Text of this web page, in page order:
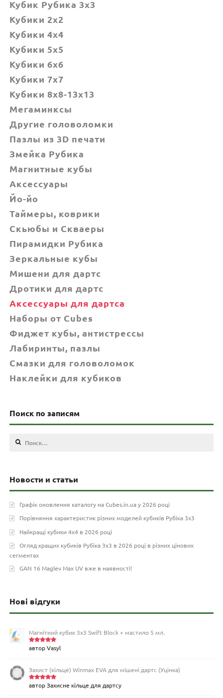
Кубик Рубика 3x3
Кубики 2x2
Кубики 4x4
Кубики 5x5
Кубики 6х6
Кубики 7х7
Кубики 8x8-13x13
Мегаминксы
Другие головоломки
Пазлы из 3D печати
Змейка Рубика
Магнитные кубы
Аксессуары
Йо-йо
Таймеры, коврики
Скьюбы и Скваеры
Пирамидки Рубика
Зеркальные кубы
Мишени для дартс
Дротики для дартс
Аксессуары для дартса
Наборы от Cubes
Фиджет кубы, антистрессы
Лабиринты, пазлы
Смазки для головоломок
Наклейки для кубиков
Поиск по записям
Найти:
Новости и статьи
Графік оновлення каталогу на Cubes.in.ua у 2026 році
Порівняння характеристик різних моделей кубиків Рубіка 3х3
Найкращі кубики 4х4 в 2026 році
Огляд кращих кубиків Рубіка 3х3 в 2026 році в різних цінових
сегментах
GAN 16 Maglev Max UV вже в наявності!
Нові відгуки
Магнітний кубик 3х3 Swift Block + мастило 5 мл.
Оцінено
автор Vasyl
Захист (кільце) Winmax EVA для мішені дартс (Уцінка)
Оцінено
автор Захисне кільце для дартсу